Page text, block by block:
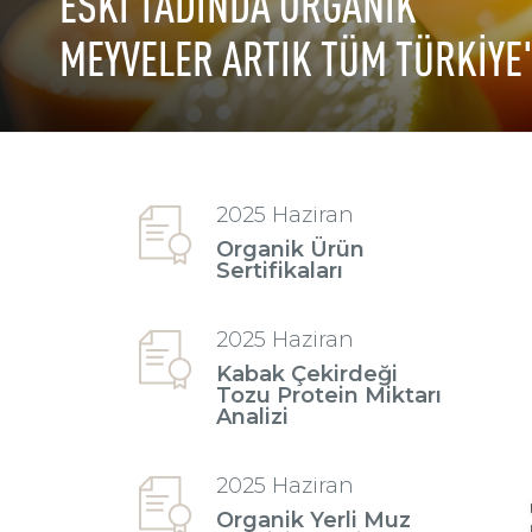
MEYVELER ARTIK TÜM
2025 Haziran
Organik Ürün
Sertifikaları
2025 Haziran
Kabak Çekirdeği
Tozu Protein Miktarı
Analizi
2025 Haziran
Organik Yerli Muz